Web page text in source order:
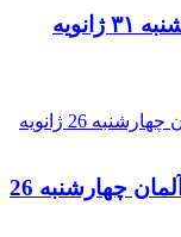
وضعیت بازگسترش كرونا در آلمان دوشنبه ۳۱ ژانویه
گزارش وضعيت باز گسترش كرونا در آلمان چهارشنبه 26